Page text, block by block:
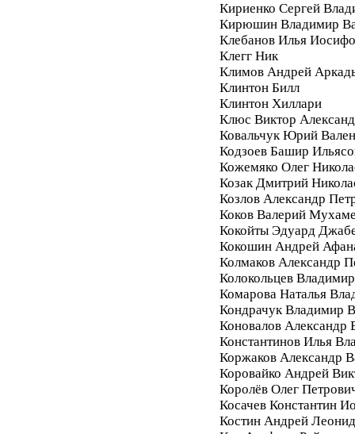
Кириенко Сергей
Кирюшин Владимир
Клебанов Илья
Клегг Ник
Климов Андрей
Клинтон Билл
Клинтон Хиллари
Клюс Виктор
Ковальчук Юрий
Кодзоев Башир
Кожемяко Олег
Козак Дмитрий
Козлов Александр
Коков Валерий
Кокойты Эдуард
Кокошин Андрей
Колмаков Александр
Колокольцев
Комарова Наталья
Кондрачук Владимир
Коновалов Александр
Константинов Илья
Коржаков Александр
Коровайко Андрей
Королёв Олег
Косачев Константин
Костин Андрей